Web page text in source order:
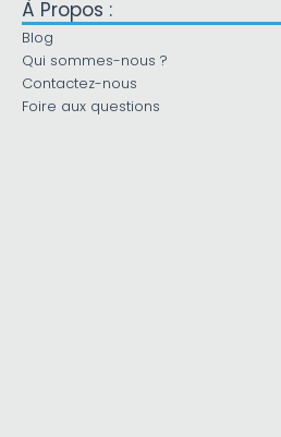
À Propos :
Blog
Qui sommes-nous ?
Contactez-nous
Foire aux questions